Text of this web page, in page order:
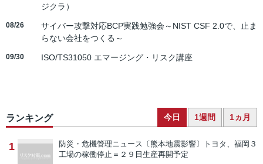
ジクラ）
08/26
サイバー攻撃対応BCP実践勉強会～NIST CSF 2.0で、止ま
らない会社をつくる～
09/30 ISO/TS31050 エマージング・リスク講座
ランキング 今日 1週間 1ヵ月
1 防災・危機管理ニュース 〔熊本地震影響〕トヨタ、福岡３
工場の稼働停止＝２９日生産再開予定